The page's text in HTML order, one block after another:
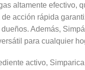
altamente efectivo,
acción rápida
Además,
para cualquier
activo,